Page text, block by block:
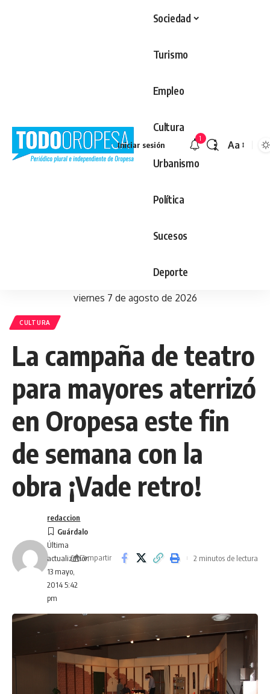
Sociedad
Turismo
Empleo
Cultura
Urbanismo
Política
Sucesos
Deporte
Iniciar sesión
1
Aa
viernes 7 de agosto de 2026
CULTURA
La campaña de teatro
para mayores aterrizó
en Oropesa este fin
de semana con la
obra ¡Vade retro!
Última
actualización
13 mayo,
2014 5:42
pm
redaccion
Compartir 2 minutos de lectura